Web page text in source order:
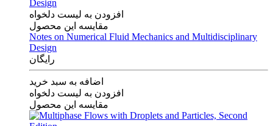
افزودن به لیست دلخواه
مقایسه این محصول
Notes on Numerical Fluid Mechanics and Multidisciplinary
Design
رایگان
اضافه به سبد خرید
افزودن به لیست دلخواه
مقایسه این محصول